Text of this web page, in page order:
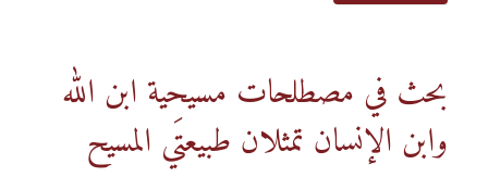
بحث في مصطلحات مسيحية ابن الله
وابن الإنسان تمثلان طبيعتَي المسيح